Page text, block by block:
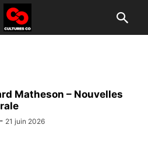
Matheson – Nouvelles
- 21 juin 2026